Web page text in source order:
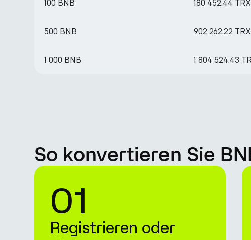
100 BNB 180 452.44 TRX
500 BNB 902 262.22 TRX
1 000 BNB 1 804 524.43
So konvertieren Sie
01
Registrieren oder